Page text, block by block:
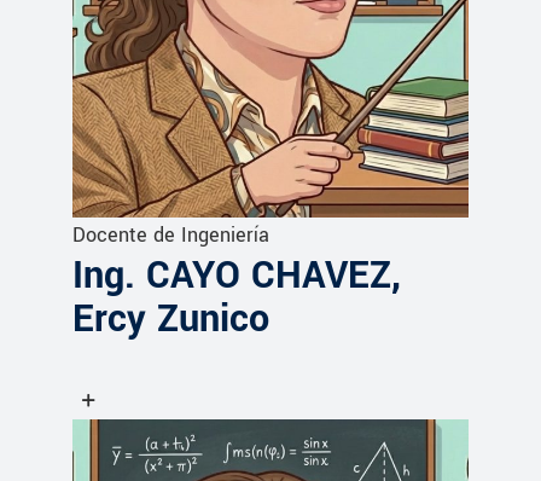
Docente de Ingeniería
Ing. CAYO CHAVEZ,
Ercy Zunico